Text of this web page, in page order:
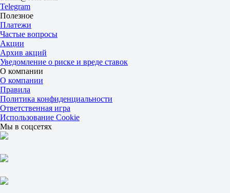
Тотал
Б
М
22.5
1.83
1.87
Сеты
Ф1
Ф2
-1.5
3.30
1.30
Сеты
Б
М
2.5
1.60
1
2
Telegram
Полезное
Платежи
Частые вопросы
Акции
Архив акций
Уведомление о риске и вреде ставок
О компании
О компании
Правила
Политика конфиденциальности
Ответственная игра
Использование Cookie
Мы в соцсетях